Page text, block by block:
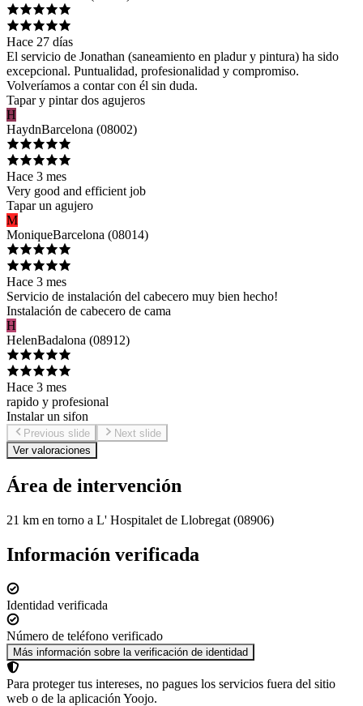
Hace 27 días
El servicio de Jonathan (saneamiento en pladur y pintura) ha sido
excepcional. Puntualidad, profesionalidad y compromiso.
Volveríamos a contar con él sin duda.
Tapar y pintar dos agujeros
H
HaydnBarcelona (08002)
Hace 3 mes
Very good and efficient job
Tapar un agujero
M
MoniqueBarcelona (08014)
Hace 3 mes
Servicio de instalación del cabecero muy bien hecho!
Instalación de cabecero de cama
H
HelenBadalona (08912)
Hace 3 mes
rapido y profesional
Instalar un sifon
Previous slide
Next slide
Ver valoraciones
Área de intervención
21 km en torno a L' Hospitalet de Llobregat (08906)
Información verificada
Identidad verificada
Número de teléfono verificado
Más información sobre la verificación de identidad
Para proteger tus intereses, no pagues los servicios fuera del sitio
web o de la aplicación Yoojo.